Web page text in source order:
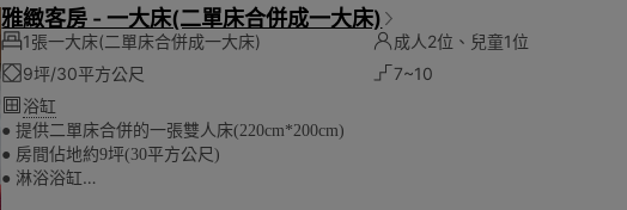
雅緻客房 - 一大床(二單床合併成一大床)
1張一大床(二單床合併成一大床)
成人2位、兒童1位
9坪/30平方公尺
7~10
浴缸
● 提供二單床合併的一張雙人床(220cm*200cm)
● 房間佔地約9坪(30平方公尺)
● 淋浴浴缸